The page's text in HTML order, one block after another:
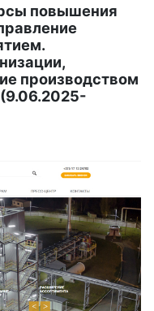
повышения
производством